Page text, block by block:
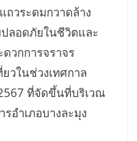
ถวระดมกวาดล้าง
ลอดภัยในชีวิตและ
วกการจราจร
วในช่วงเทศกาล
ที่จัดขึ้นที่บริเวณ
อำเภอบางละมุง